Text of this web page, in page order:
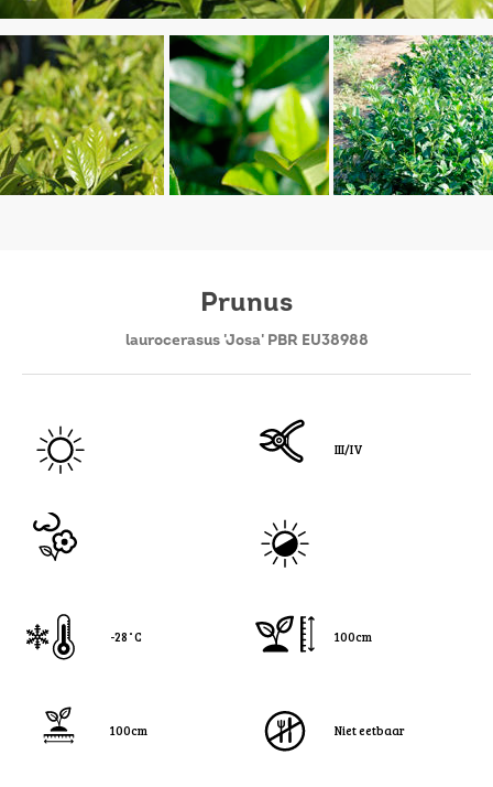
Prunus
laurocerasus 'Josa' PBR EU38988
III/IV
-28˚C 100cm
100cm Niet eetbaar